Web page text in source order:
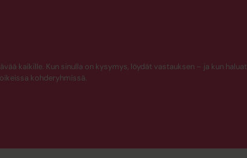
kaikille. Kun sinulla on kysymys, löydät vastauksen – ja kun haluat
kohderyhmissä.